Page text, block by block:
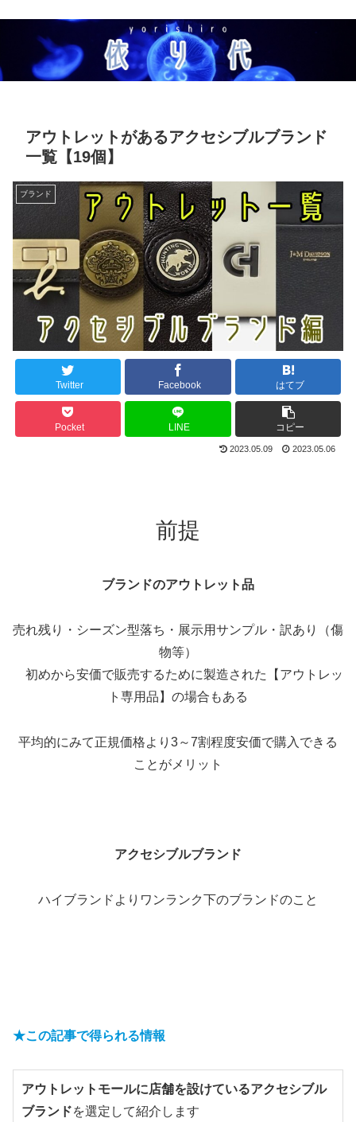
アウトレットがあるアクセシブルブランド
一覧【19個】
ブランド
Twitter Facebook はてブ
Pocket LINE コピー
2023.05.09 2023.05.06
前提
ブランドのアウトレット品
売れ残り・シーズン型落ち・展示用サンプル・訳あり（傷
物等）
初めから安価で販売するために製造された【アウトレッ
ト専用品】の場合もある
平均的にみて正規価格より3～7割程度安価で購入できる
ことがメリット
アクセシブルブランド
ハイブランドよりワンランク下のブランドのこと
★この記事で得られる情報
アウトレットモールに店舗を設けているアクセシブル
ブランドを選定して紹介します